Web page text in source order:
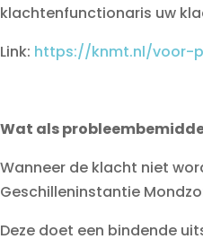
klachtenfunctionaris uw
Link: https://knmt.nl/voor-
Wat als
Wanneer de klacht niet
Geschilleninstantie
Deze doet een bindende